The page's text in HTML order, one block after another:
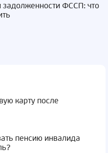
задолженности ФССП: что
карту после
пенсию инвалида